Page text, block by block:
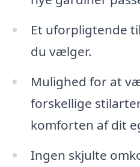
Et uforpligtende
du vælger.
Mulighed for at
forskellige
komforten af dit
Ingen skjulte